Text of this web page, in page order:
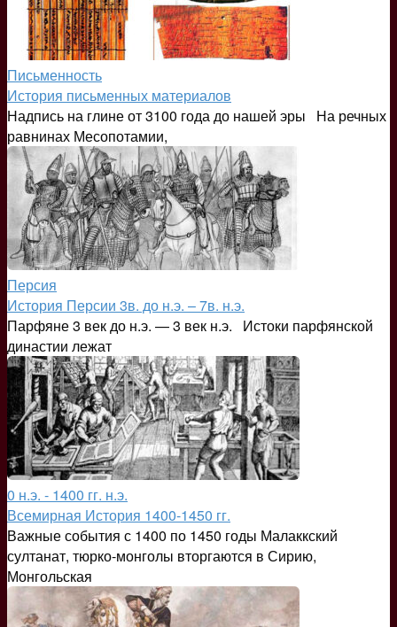
Письменность
История письменных материалов
Надпись на глине от 3100 года до нашей эры На речных
равнинах Месопотамии,
Персия
История Персии 3в. до н.э. – 7в. н.э.
Парфяне 3 век до н.э. — 3 век н.э. Истоки парфянской
династии лежат
0 н.э. - 1400 гг. н.э.
Всемирная История 1400-1450 гг.
Важные события с 1400 по 1450 годы Малаккский
султанат, тюрко-монголы вторгаются в Сирию,
Монгольская